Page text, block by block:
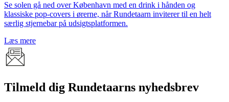
Se solen gå ned over København med en drink i hånden og
klassiske pop-covers i ørerne, når Rundetaarn inviterer til en helt
særlig stjernebar på udsigtsplatformen.
Læs mere
Tilmeld dig Rundetaarns nyhedsbrev